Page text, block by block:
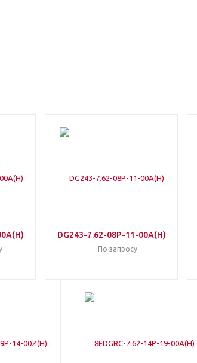
DG243-7.62-08P-11-00A(H)
По запросу